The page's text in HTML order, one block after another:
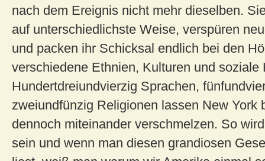
nach dem Ereignis nicht mehr dieselben.
auf unterschiedlichste Weise, verspüren
und packen ihr Schicksal endlich bei den
verschiedene Ethnien, Kulturen und soziale
Hundertdreiundvierzig Sprachen,
zweiundfünzig Religionen lassen New York
dennoch miteinander verschmelzen. So
sein und wenn man diesen grandiosen